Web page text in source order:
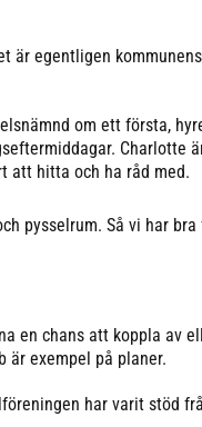
är egentligen
om ett första,
Charlotte
att hitta och ha råd med.
pysselrum. Så vi har
en chans att koppla av
är exempel på planer.
har varit stöd